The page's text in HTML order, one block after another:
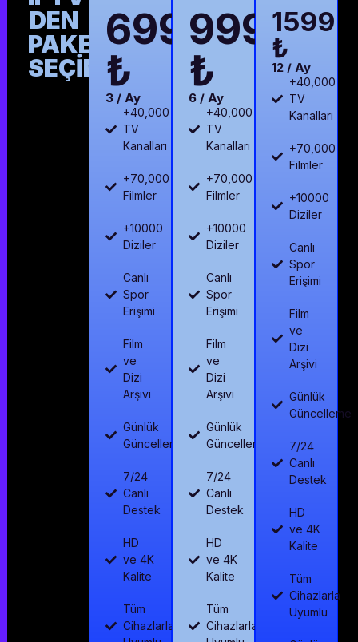
DEN
PAKETİNİZİ
SEÇİN
699
₺
3 / Ay
+40,000
TV
Kanalları
+70,000
Filmler
+10000
Diziler
Canlı
Spor
Erişimi
Film
ve
Dizi
Arşivi
Günlük
Güncelleme
7/24
Canlı
Destek
HD
ve 4K
Kalite
Tüm
Cihazlarla
999
₺
6 / Ay
+40,000
TV
Kanalları
+70,000
Filmler
+10000
Diziler
Canlı
Spor
Erişimi
Film
ve
Dizi
Arşivi
Günlük
Güncelleme
7/24
Canlı
Destek
HD
ve 4K
Kalite
Tüm
Cihazlarla
1599
₺
12 / Ay
+40,000
TV
Kanalları
+70,000
Filmler
+10000
Diziler
Canlı
Spor
Erişimi
Film
ve
Dizi
Arşivi
Günlük
Güncelleme
7/24
Canlı
Destek
HD
ve 4K
Kalite
Tüm
Cihazlarla
Uyumlu